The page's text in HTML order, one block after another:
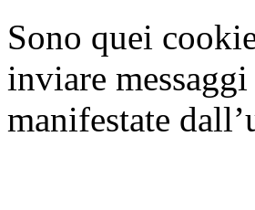
Sono quei
inviare
manifestate